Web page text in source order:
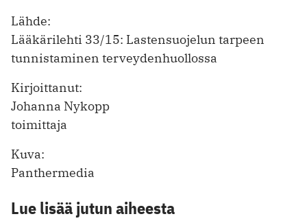
Lähde:
Lääkärilehti 33/15: Lastensuojelun tarpeen
tunnistaminen terveydenhuollossa
Kirjoittanut:
Johanna Nykopp
toimittaja
Kuva:
Panthermedia
Lue lisää jutun aiheesta